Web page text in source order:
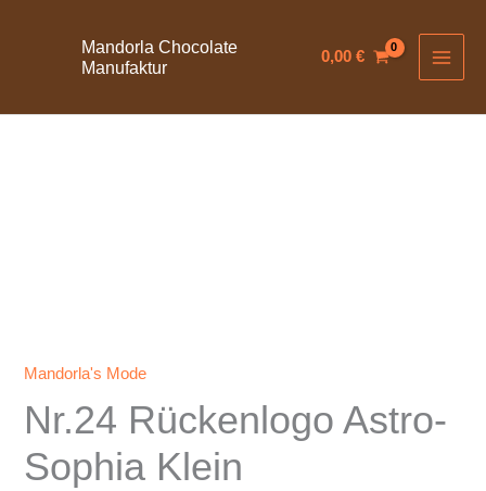
Mandorla Chocolate
Manufaktur
0,00 €
Mandorla's Mode
Nr.24 Rückenlogo Astro-
Sophia Klein